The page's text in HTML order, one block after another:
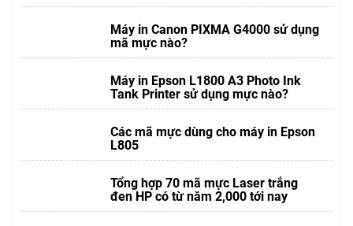
Máy in Canon PIXMA G4000 sử dụng
mã mực nào?
Máy in Epson L1800 A3 Photo Ink
Tank Printer sử dụng mực nào?
Các mã mực dùng cho máy in Epson
L805
Tổng hợp 70 mã mực Laser trắng
đen HP có từ năm 2,000 tới nay